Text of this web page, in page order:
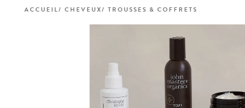
ACCUEIL CHEVEUX TROUSSES & COFFRETS